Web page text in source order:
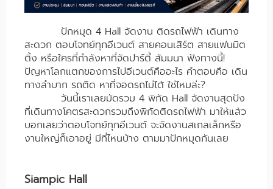
ปักหมุด 4 Hall จัดงาน ติดรถไฟฟ้า เดินทาง
สะดวก ตอบโจทย์ทุกอีเวนต์ สายคอนเสิร์ต สายแฟนมิต
ติ้ง หรือใครที่กำลังหาที่จัดปาร์ตี้ สัมมนา ฟังทางนี้!
ปัญหาโลกแตกของการไปอีเวนต์คืออะไร คำตอบคือ เดิน
ทางลำบาก รถติด หาที่จอดรถไม่ได้ ใช่ไหมล่ะ?
วันนี้เราเลยมัดรวม 4 พิกัด Hall จัดงานสุดปัง
ที่เดินทางโคตรสะดวกรวมถึงพิกัดติดรถไฟฟ้า มาให้แล้ว
บอกเลยว่าตอบโจทย์ทุกอีเวนต์ จะจัดงานสเกลเล็กหรือ
งานใหญ่ก็เอาอยู่ มีที่ไหนบ้าง ตามมาปักหมุดกันเลย
Siampic Hall